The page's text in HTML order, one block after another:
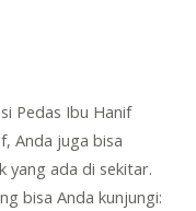
Pedas Ibu Hanif
Anda juga bisa
ada di sekitar.
bisa Anda kunjungi: